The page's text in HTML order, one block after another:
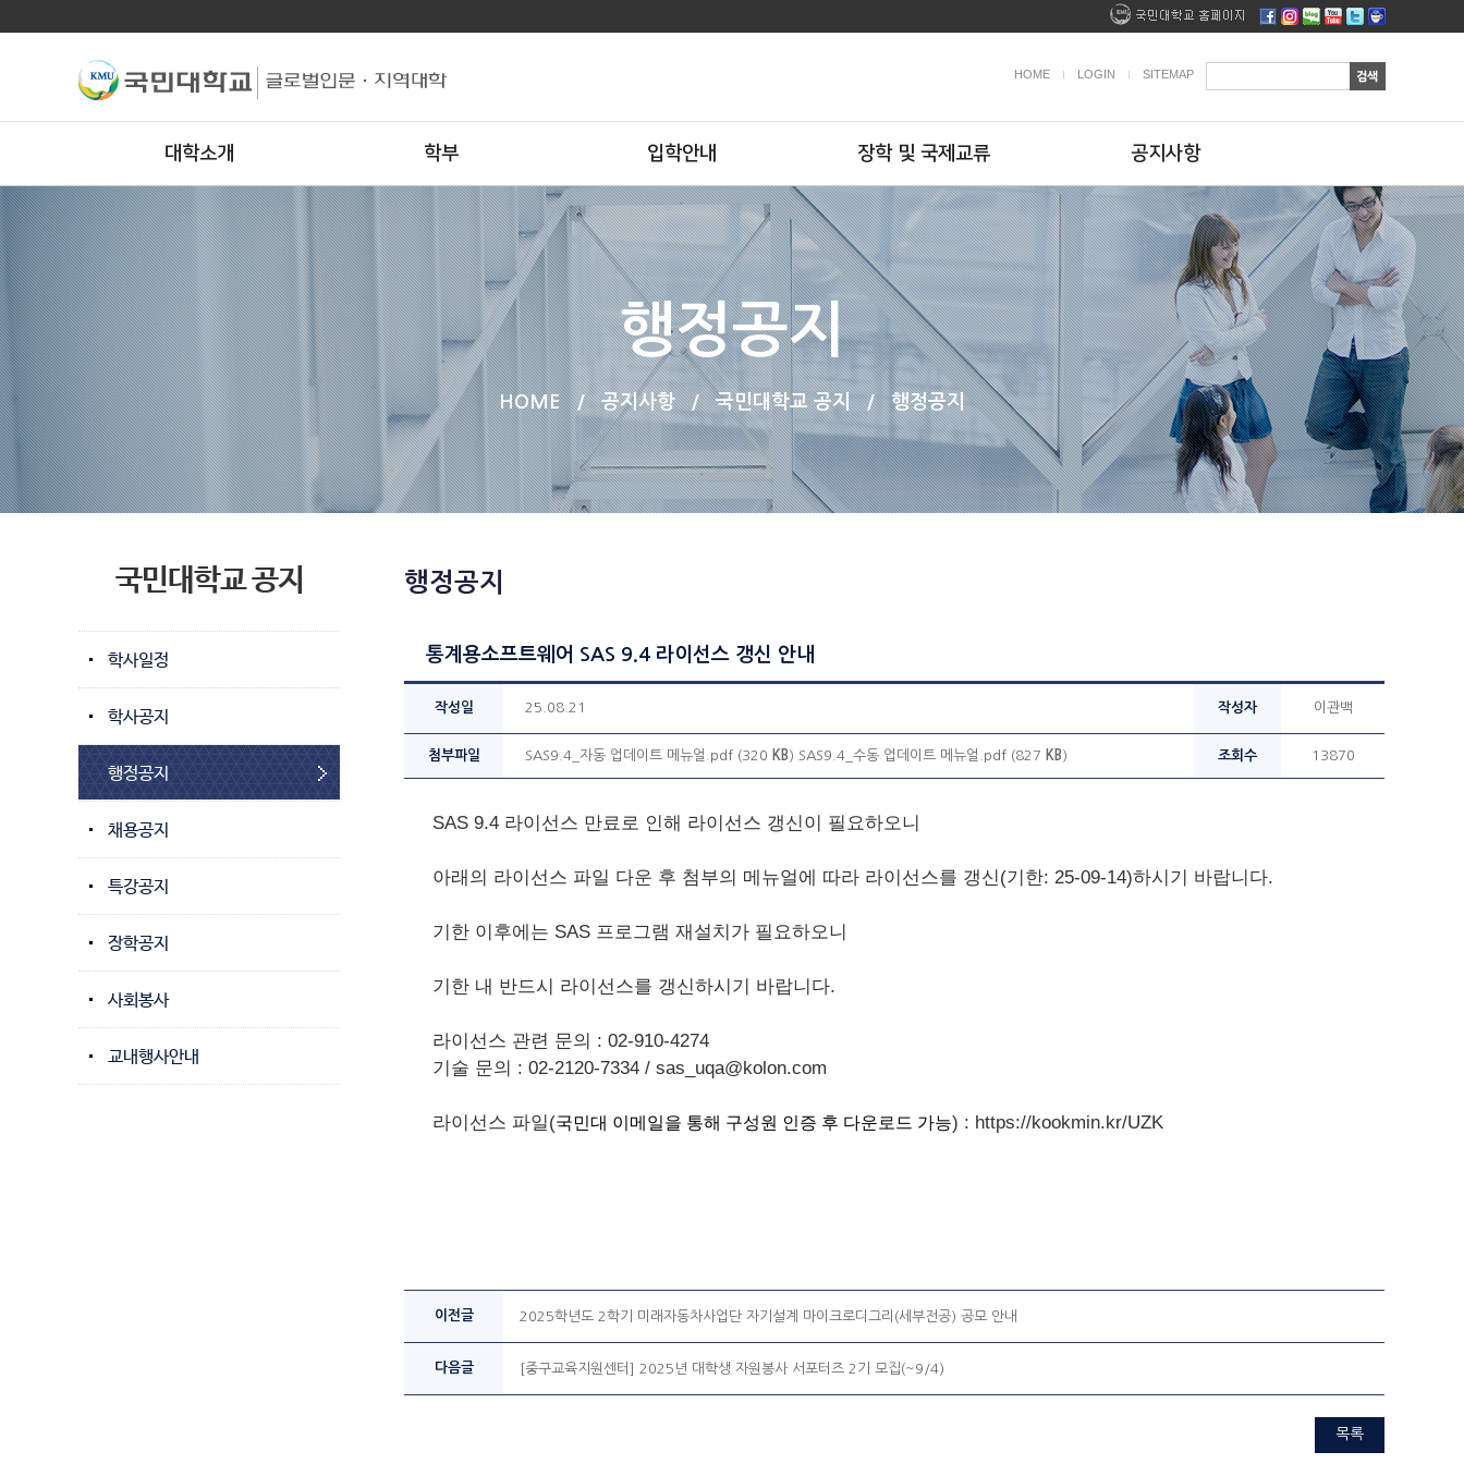
HOME LOGIN SITEMAP
대학소개 학부 입학안내 장학 및 국제교류 공지사항
행정공지
HOME / 공지사항 / 국민대학교 공지 / 행정공지
국민대학교 공지
학사일정
학사공지
행정공지
채용공지
특강공지
장학공지
사회봉사
교내행사안내
행정공지
통계용소프트웨어 SAS 9.4 라이선스 갱신 안내
작성일 25.08.21 작성자 이관백
첨부파일 SAS9.4_자동 업데이트 메뉴얼.pdf (320 KB) SAS9.4_수동 업데이트 메뉴얼.pdf (827 KB) 조회수 13870
SAS 9.4 라이선스 만료로 인해 라이선스 갱신이 필요하오니
아래의 라이선스 파일 다운 후 첨부의 메뉴얼에 따라 라이선스를 갱신(기한: 25-09-14)하시기 바랍니다.
기한 이후에는 SAS 프로그램 재설치가 필요하오니
기한 내 반드시 라이선스를 갱신하시기 바랍니다.
라이선스 관련 문의 : 02-910-4274
기술 문의 : 02-2120-7334 / sas_uqa@kolon.com
라이선스 파일(국민대 이메일을 통해 구성원 인증 후 다운로드 가능) : https://kookmin.kr/UZK
이전글 2025학년도 2학기 미래자동차사업단 자기설계 마이크로디그리(세부전공) 공모 안내
다음글 [중구교육지원센터] 2025년 대학생 자원봉사 서포터즈 2기 모집(~9/4)
목록